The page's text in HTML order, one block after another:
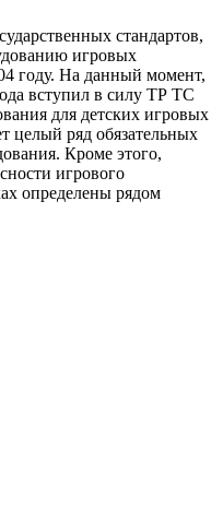
стандартов,
игровых
году. На данный момент,
вступил в силу ТР ТС
для детских игровых
целый ряд обязательных
Кроме этого,
игрового
определены рядом